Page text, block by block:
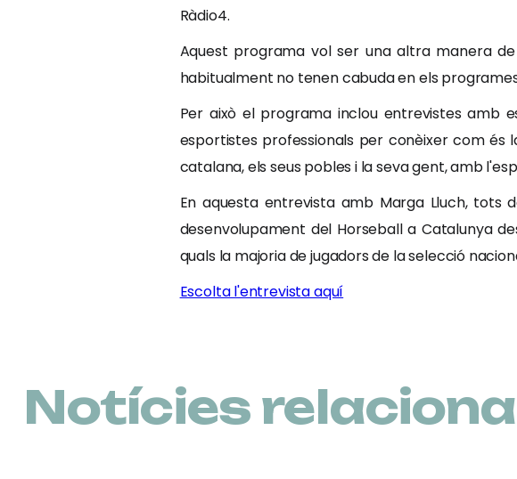
Ràdio4.
Aquest programa vol ser una altra manera
habitualment no tenen cabuda en els
Per això el programa inclou entrevistes amb
esportistes professionals per conèixer com
catalana, els seus pobles i la seva gent, amb
En aquesta entrevista amb Marga Lluch,
desenvolupament del Horseball a Catalunya
quals la majoria de jugadors de la selecció
Escolta l'entrevista aquí
Notícies